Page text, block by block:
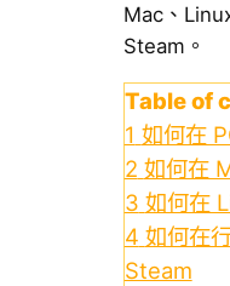
Mac、
Steam。
Table of
1 如何在
2 如何在
3 如何在
4 如何在
Steam